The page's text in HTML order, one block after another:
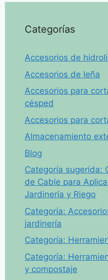
Categorías
Accesorios de
Accesorios de leña
Accesorios para
césped
Accesorios para
Almacenamiento
Blog
Categoría sugerida:
de Cable para
Jardinería y Riego
Categoría:
jardinería
Categoría:
Categoría:
y compostaje